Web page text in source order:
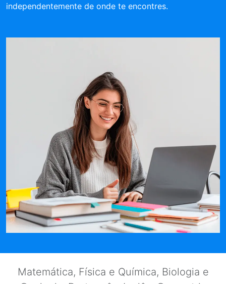
independentemente de onde te encontres.
Matemática, Física e Química, Biologia e